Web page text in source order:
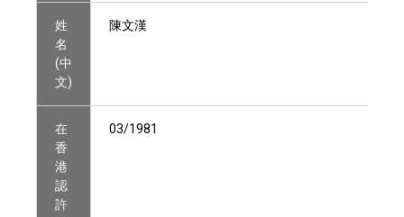
姓
名
(中
文)
陳文漢
在
香
港
認
許
03/1981